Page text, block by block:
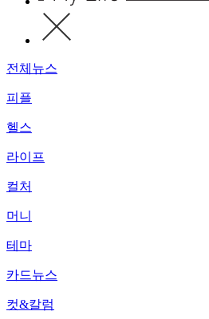
전체뉴스
피플
헬스
라이프
컬처
머니
테마
카드뉴스
컷&칼럼